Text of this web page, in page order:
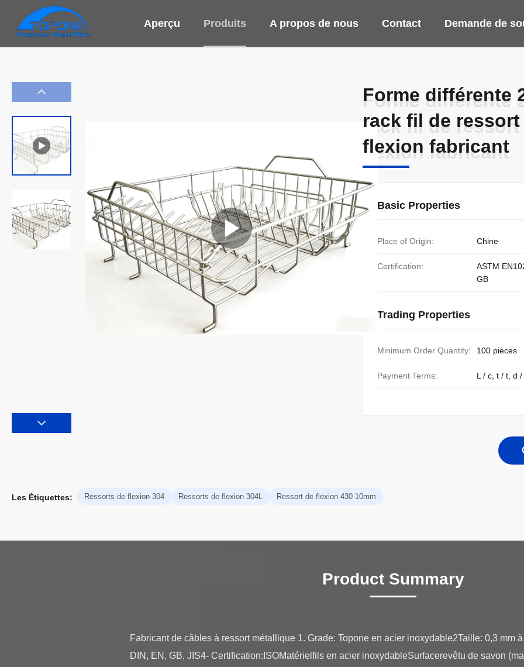
Aperçu Produits A propos de nous Contact Demande de
Forme différente
rack fil de
flexion fabricant
Forme différente
rack fil de
flexion fabricant
Basic Properties
Place of Origin: Chine
Certification:
ASTM
GB
Trading Properties
Minimum Order Quantity: 100 pièces
Payment Terms: L / c, t / t, d /
Les Étiquettes: Ressorts de flexion 304 Ressorts de flexion 304L Ressort de flexion 430 10mm
Product Summary
Fabricant de câbles à ressort métallique 1. Grade: Topone en acier inoxydable2Taille: 0,3 mm
DIN, EN, GB, JIS4- Certification:ISOMatérielfils en acier inoxydableSurfacerevêtu de savon